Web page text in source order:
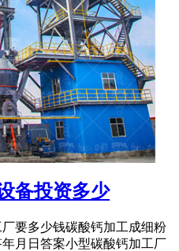
备投资多少
要多少钱碳酸钙加工成细粉
月日答案小型碳酸钙加工厂